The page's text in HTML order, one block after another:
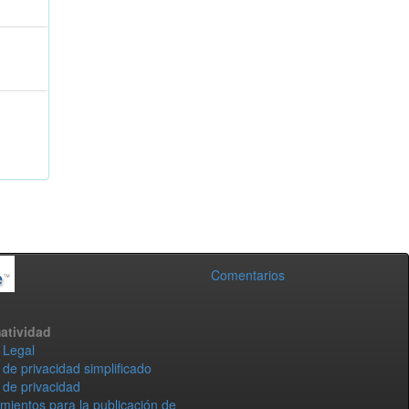
Comentarios
privacidad simplificado
privacidad
para la publicación de